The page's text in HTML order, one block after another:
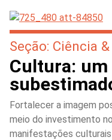
Seção: Ciência
Cultura: um
Fortalecer a imagem
meio do investimento
manifestações